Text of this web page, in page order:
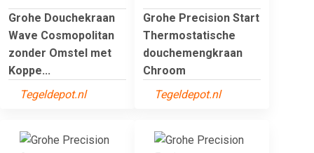
Grohe Douchekraan
Wave Cosmopolitan
zonder Omstel met
Koppe...
Tegeldepot.nl
Grohe Precision Start
Thermostatische
douchemengkraan
Chroom
Tegeldepot.nl